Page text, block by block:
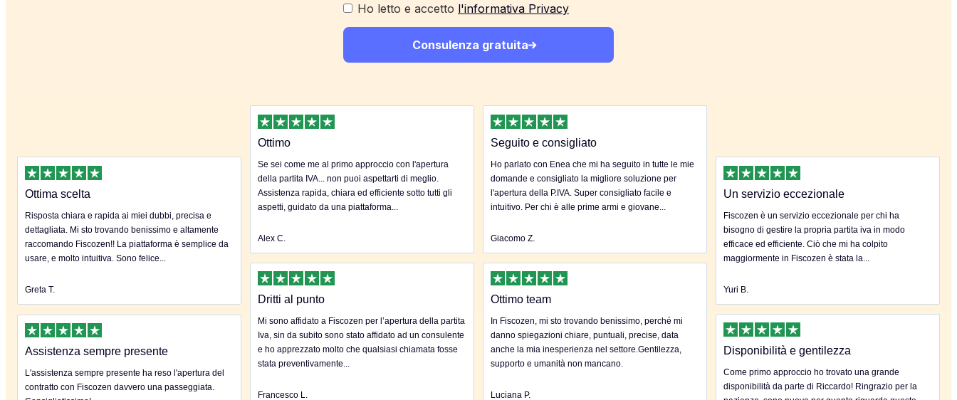
Ho letto e accetto l'informativa Privacy
Consulenza gratuita
Ottima scelta
Risposta chiara e rapida ai miei dubbi, precisa e
dettagliata. Mi sto trovando benissimo e altamente
raccomando Fiscozen!! La piattaforma è semplice da
usare, e molto intuitiva. Sono felice...
Greta T.
Ottimo
Se sei come me al primo approccio con l'apertura
della partita IVA... non puoi aspettarti di meglio.
Assistenza rapida, chiara ed efficiente sotto tutti gli
aspetti, guidato da una piattaforma...
Alex C.
Seguito e consigliato
Ho parlato con Enea che mi ha seguito in tutte le mie
domande e consigliato la migliore soluzione per
l'apertura della P.IVA. Super consigliato facile e
intuitivo. Per chi è alle prime armi e giovane...
Giacomo Z.
Un servizio eccezionale
Fiscozen è un servizio eccezionale per chi ha
bisogno di gestire la propria partita iva in modo
efficace ed efficiente. Ciò che mi ha colpito
maggiormente in Fiscozen è stata la...
Yuri B.
Assistenza sempre presente
L'assistenza sempre presente ha reso l'apertura del
contratto con Fiscozen davvero una passeggiata.
Dritti al punto
Mi sono affidato a Fiscozen per l’apertura della partita
Iva, sin da subito sono stato affidato ad un consulente
e ho apprezzato molto che qualsiasi chiamata fosse
stata preventivamente...
Francesco L.
Ottimo team
In Fiscozen, mi sto trovando benissimo, perché mi
danno spiegazioni chiare, puntuali, precise, data
anche la mia inesperienza nel settore.Gentilezza,
supporto e umanità non mancano.
Luciana P.
Disponibilità e gentilezza
Come primo approccio ho trovato una grande
disponibilità da parte di Riccardo! Ringrazio per la